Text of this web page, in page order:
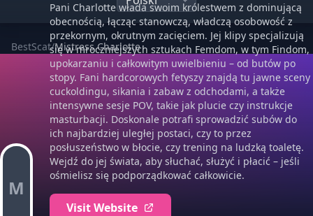
BestScat/Mistress Charlotte
M
Pani Charlotte włada swoim królestwem z dominującą
obecnością, łącząc stanowczą, władczą osobowość z
przekornym, okrutnym zacięciem. Jej klipy specjalizują
się w mroczniejszych sztukach Femdom, w tym Findom,
upokarzaniu i całkowitym uwielbieniu – od butów po
stopy. Fani hardcorowych fetyszy znajdą tu jawne sceny
cuckoldingu, sikania i zabaw z odchodami, a także
intensywne sesje POV, takie jak plucie czy instrukcje
masturbacji. Doskonale potrafi sprowadzić subów do
ich najbardziej uległej postaci, czy to przez
posłuszeństwo w błocie, czy trening na ludzką toaletę.
Wejdź do jej świata, aby słuchać, służyć i płacić – jeśli
ośmielisz się podporządkować całkowicie.
Visit Website